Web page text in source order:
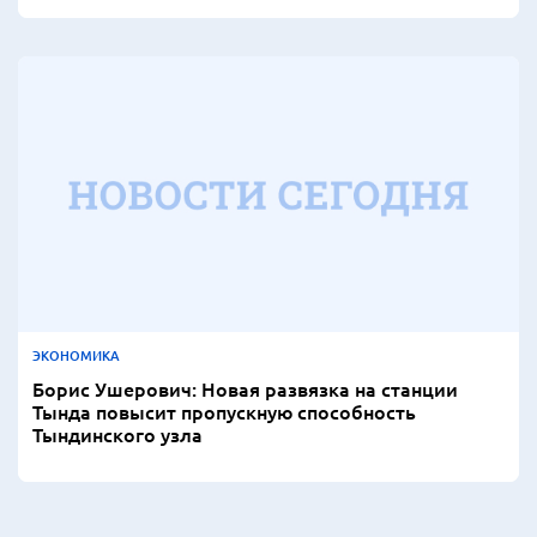
ЭКОНОМИКА
Борис Ушерович: Новая развязка на станции
Тында повысит пропускную способность
Тындинского узла